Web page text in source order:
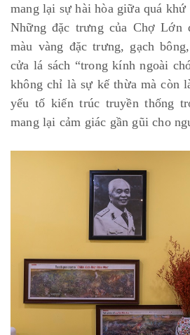
mang lại sự hài hòa giữa quá khứ
Những đặc trưng của Chợ Lớn
màu vàng đặc trưng, gạch
cửa lá sách “trong kính ngoài
không chỉ là sự kế thừa mà còn
yếu tố kiến trúc truyền thống
mang lại cảm giác gần gũi cho